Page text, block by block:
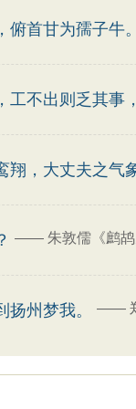
首甘为孺子牛。
工不出则乏其事
翔，大丈夫之气
—— 朱敦儒《鹧鸪
州梦我。 ——